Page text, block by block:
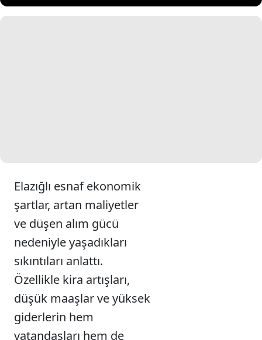
Elazığlı esnaf ekonomik
şartlar, artan maliyetler
ve düşen alım gücü
nedeniyle yaşadıkları
sıkıntıları anlattı.
Özellikle kira artışları,
düşük maaşlar ve yüksek
giderlerin hem
vatandaşları hem de